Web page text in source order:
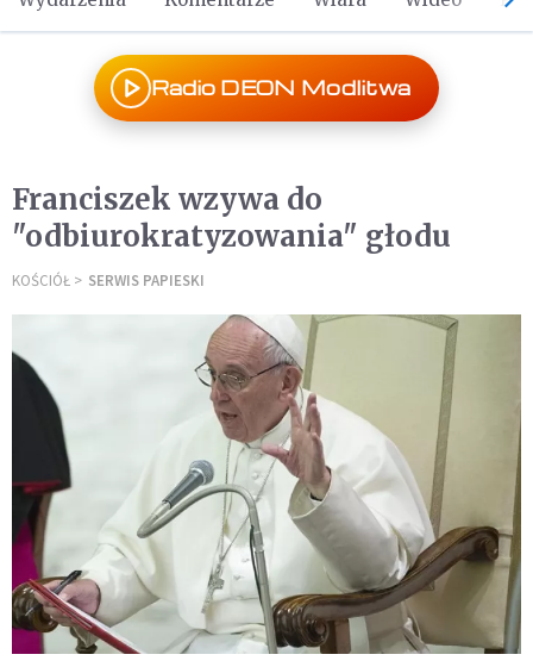
Radio DEON Modlitwa
Franciszek wzywa do
"odbiurokratyzowania" głodu
KOŚCIÓŁ SERWIS PAPIESKI